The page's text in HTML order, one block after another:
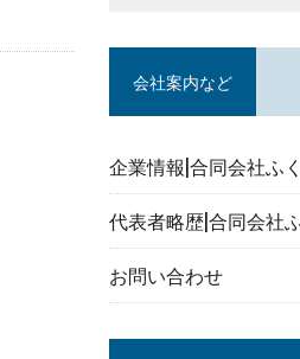
会社案内など
企業情報|合同会社ふ
代表者略歴|合同会社
お問い合わせ